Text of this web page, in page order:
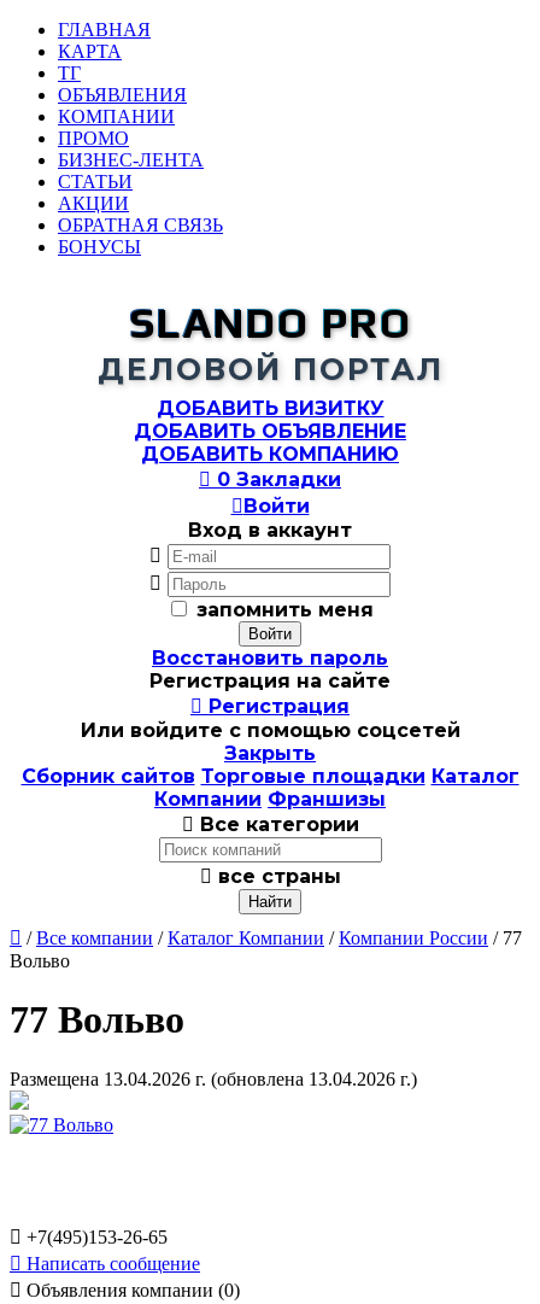
ГЛАВНАЯ
КАРТА
ТГ
ОБЪЯВЛЕНИЯ
КОМПАНИИ
ПРОМО
БИЗНЕС-ЛЕНТА
СТАТЬИ
АКЦИИ
ОБРАТНАЯ СВЯЗЬ
БОНУСЫ
SLANDO PRO
ДЕЛОВОЙ ПОРТАЛ
ДОБАВИТЬ ВИЗИТКУ
ДОБАВИТЬ ОБЪЯВЛЕНИЕ
ДОБАВИТЬ КОМПАНИЮ
 0 Закладки
Войти
Вход в аккаунт


запомнить меня
Восстановить пароль
Регистрация на сайте
 Регистрация
Или войдите с помощью соцсетей
Закрыть
Сборник сайтов Торговые площадки Каталог
Компании Франшизы
 Все категории
 все страны
 /Все компании /Каталог Компании /Компании России / 77
Вольво
77 Вольво
Размещена 13.04.2026 г. (обновлена 13.04.2026 г.)
 +7(495)153-26-65
 Написать сообщение
 Объявления компании (0)